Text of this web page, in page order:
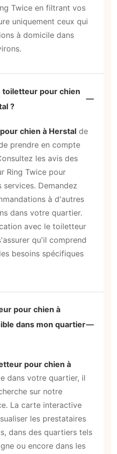
Twice en filtrant vos
uniquement ceux qui
à domicile dans
toiletteur pour chien
?
chien à Herstal de
prendre en compte
les avis des
Ring Twice pour
Demandez
à d'autres
dans votre quartier.
avec le toiletteur
qu'il comprend
besoins spécifiques
pour chien à
dans mon quartier
pour chien à
dans votre quartier, il
sur notre
La carte interactive
les prestataires
dans des quartiers tels
ou encore dans les